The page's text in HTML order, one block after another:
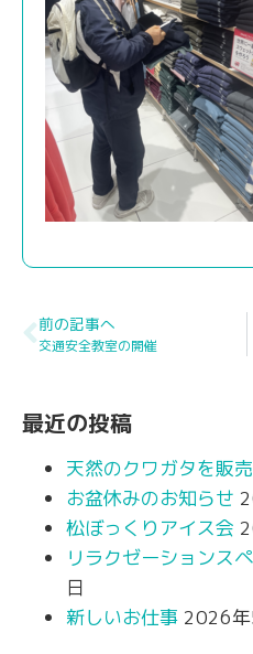
前の記事へ
交通安全教室の開催
最近の投稿
天然のクワガタを販売
お盆休みのお知らせ
松ぼっくりアイス会
リラクゼーションス
日
新しいお仕事 2026